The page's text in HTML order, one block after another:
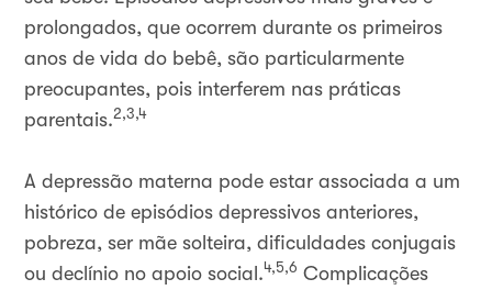
prolongados, que ocorrem durante os primeiros
anos de vida do bebê, são particularmente
preocupantes, pois interferem nas práticas
parentais.2,3,4
A depressão materna pode estar associada a um
histórico de episódios depressivos anteriores,
pobreza, ser mãe solteira, dificuldades conjugais
ou declínio no apoio social.4,5,6 Complicações